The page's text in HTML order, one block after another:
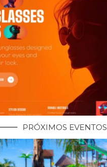
PRÓXIMOS EVENTOS